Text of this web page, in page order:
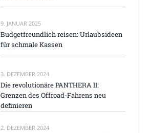
9. JANUAR 2025
Budgetfreundlich reisen: Urlaubsideen
für schmale Kassen
3. DEZEMBER 2024
Die revolutionäre PANTHERA II:
Grenzen des Offroad-Fahrens neu
definieren
2. DEZEMBER 2024